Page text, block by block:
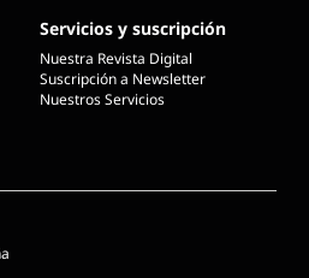
Servicios y suscripción
Nuestra Revista Digital
Suscripción a Newsletter
Nuestros Servicios